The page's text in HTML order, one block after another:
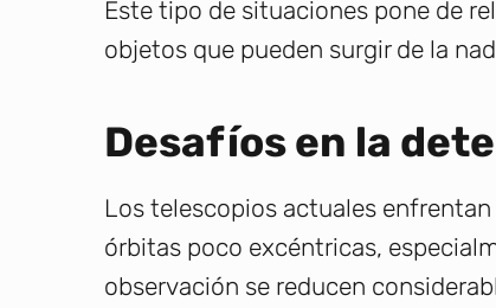
Este tipo de situaciones pone de
objetos que pueden surgir de la
Desafíos en la
Los telescopios actuales enfrentan
órbitas poco excéntricas,
observación se reducen